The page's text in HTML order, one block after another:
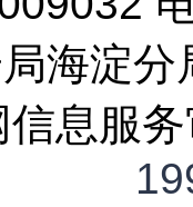
海淀
信息服